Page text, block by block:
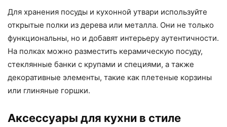
Для хранения посуды и кухонной утвари используйте
открытые полки из дерева или металла. Они не только
функциональны, но и добавят интерьеру аутентичности.
На полках можно разместить керамическую посуду,
стеклянные банки с крупами и специями, а также
декоративные элементы, такие как плетеные корзины
или глиняные горшки.
Аксессуары для кухни в стиле